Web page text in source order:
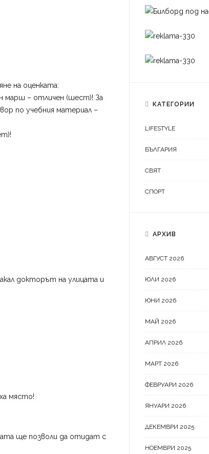
на оценката:
марш – отличен (шест)! За
по учебния материал –
докторът на улицата и
място!
ще позволи да отидат с
КАТЕГОРИИ
LIFESTYLE
БЪЛГАРИЯ
СВЯТ
СПОРТ
АРХИВ
АВГУСТ 2026
ЮЛИ 2026
ЮНИ 2026
МАЙ 2026
АПРИЛ 2026
МАРТ 2026
ФЕВРУАРИ 2026
ЯНУАРИ 2026
ДЕКЕМВРИ 2025
НОЕМВРИ 2025